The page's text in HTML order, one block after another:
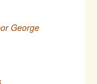
George